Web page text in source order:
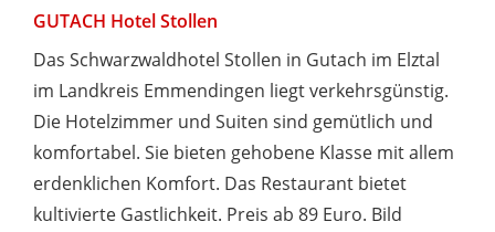
GUTACH Hotel Stollen
Das Schwarzwaldhotel Stollen in Gutach im Elztal
im Landkreis Emmendingen liegt verkehrsgünstig.
Die Hotelzimmer und Suiten sind gemütlich und
komfortabel. Sie bieten gehobene Klasse mit allem
erdenklichen Komfort. Das Restaurant bietet
kultivierte Gastlichkeit. Preis ab 89 Euro. Bild